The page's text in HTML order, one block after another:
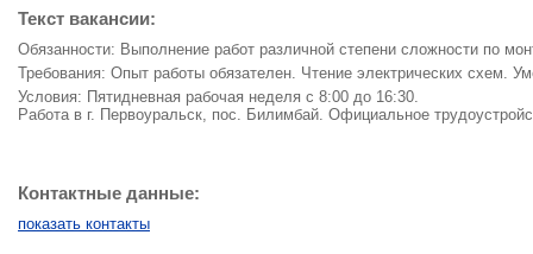
Текст вакансии:
Обязанности: Выполнение работ различной степени сложности по
Требования: Опыт работы обязателен. Чтение электрических схем.
Условия: Пятидневная рабочая неделя с 8:00 до 16:30.
Работа в г. Первоуральск, пос. Билимбай. Официальное
Контактные данные:
показать контакты